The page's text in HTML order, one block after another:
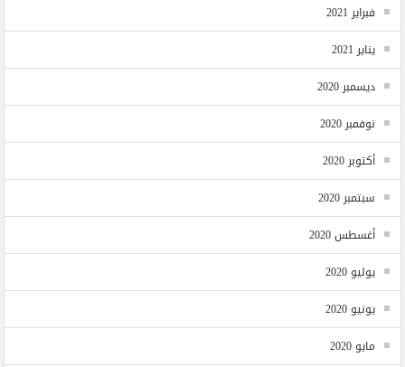
فبراير 2021
يناير 2021
ديسمبر 2020
نوفمبر 2020
أكتوبر 2020
سبتمبر 2020
أغسطس 2020
يوليو 2020
يونيو 2020
مايو 2020